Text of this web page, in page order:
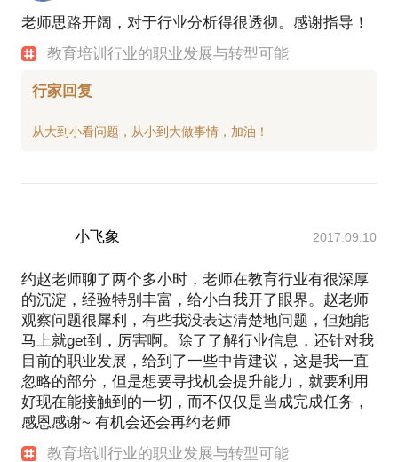
老师思路开阔，对于行业分析得很透彻。感谢指导！
教育培训行业的职业发展与转型可能
行家回复
小飞象 2017.09.10
约赵老师聊了两个多小时，老师在教育行业有很深厚
的沉淀，经验特别丰富，给小白我开了眼界。赵老师
观察问题很犀利，有些我没表达清楚地问题，但她能
马上就get到，厉害啊。除了了解行业信息，还针对我
目前的职业发展，给到了一些中肯建议，这是我一直
忽略的部分，但是想要寻找机会提升能力，就要利用
好现在能接触到的一切，而不仅仅是当成完成任务，
感恩感谢~ 有机会还会再约老师
教育培训行业的职业发展与转型可能